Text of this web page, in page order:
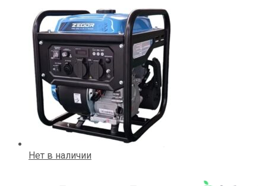
Нет в наличии